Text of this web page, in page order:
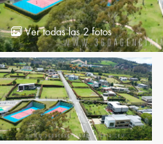
Ver todas las 2 fotos